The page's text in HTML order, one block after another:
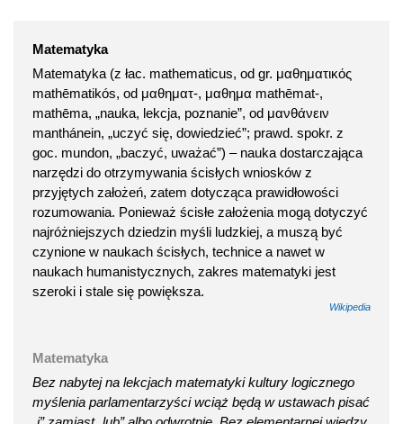
Matematyka
Matematyka (z łac. mathematicus, od gr. μαθηματικός
mathēmatikós, od μαθηματ-, μαθημα mathēmat-,
mathēma, „nauka, lekcja, poznanie”, od μανθάνειν
manthánein, „uczyć się, dowiedzieć”; prawd. spokr. z
goc. mundon, „baczyć, uważać”) – nauka dostarczająca
narzędzi do otrzymywania ścisłych wniosków z
przyjętych założeń, zatem dotycząca prawidłowości
rozumowania. Ponieważ ścisłe założenia mogą dotyczyć
najróżniejszych dziedzin myśli ludzkiej, a muszą być
czynione w naukach ścisłych, technice a nawet w
naukach humanistycznych, zakres matematyki jest
szeroki i stale się powiększa.
Wikipedia
Matematyka
Bez nabytej na lekcjach matematyki kultury logicznego
myślenia parlamentarzyści wciąż będą w ustawach pisać